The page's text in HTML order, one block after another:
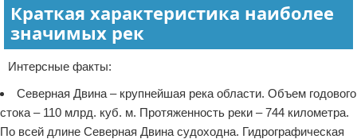
Краткая характеристика наиболее
значимых рек
Интерсные факты:
Северная Двина – крупнейшая река области. Объем годового
стока – 110 млрд. куб. м. Протяженность реки – 744 километра.
По всей длине Северная Двина судоходна. Гидрографическая